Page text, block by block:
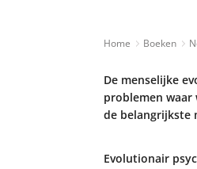
Home Boeken
De menselijke
problemen waar
de belangrijkste
Evolutionair